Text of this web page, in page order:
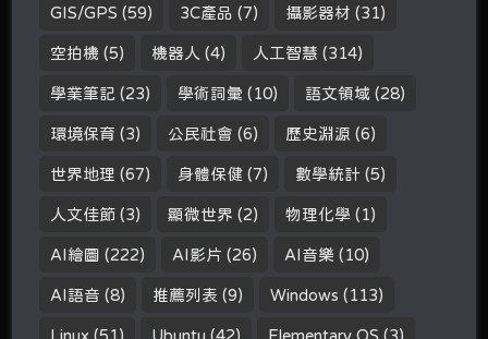
GIS/GPS (59) 3C產品 (7) 攝影器材 (31)
空拍機 (5) 機器人 (4) 人工智慧 (314)
學業筆記 (23) 學術詞彙 (10) 語文領域 (28)
環境保育 (3) 公民社會 (6) 歷史淵源 (6)
世界地理 (67) 身體保健 (7) 數學統計 (5)
人文佳節 (3) 顯微世界 (2) 物理化學 (1)
AI繪圖 (222) AI影片 (26) AI音樂 (10)
AI語音 (8) 推薦列表 (9) Windows (113)
Linux (51) Ubuntu (42) Elementary OS (3)